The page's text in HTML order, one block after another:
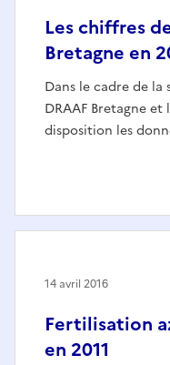
Les chiffres
Bretagne en
Dans le cadre de
DRAAF Bretagne
disposition les
Fertilisation
en 2011
14 avril 2016